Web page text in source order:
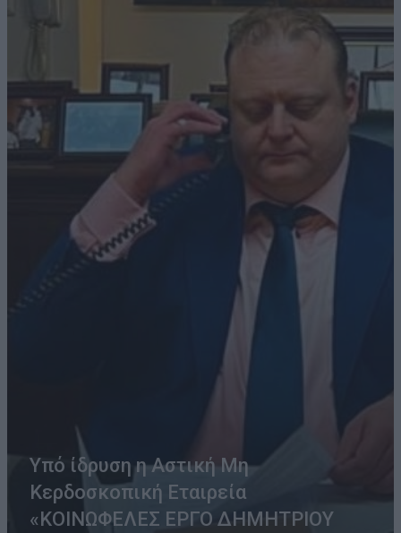
Υπό ίδρυση η Αστική Μη
Κερδοσκοπική Εταιρεία
«ΚΟΙΝΩΦΕΛΕΣ ΕΡΓΟ ΔΗΜΗΤΡΙΟΥ